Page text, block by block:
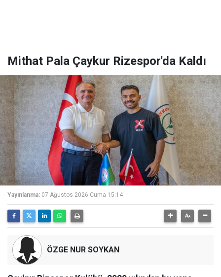
Mithat Pala Çaykur Rizespor'da Kaldı
Yayınlanma: 07 Ağustos 2026 Cuma 15:14
ÖZGE NUR SOYKAN